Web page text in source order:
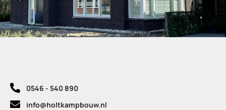
0546 - 540 890
info@holtkampbouw.nl